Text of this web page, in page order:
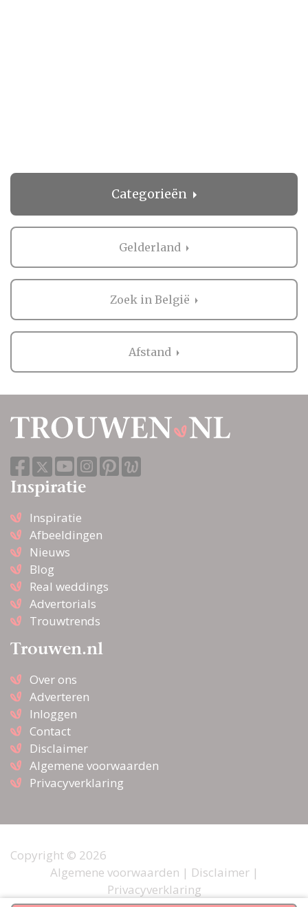
Categorieën
Gelderland
Zoek in België
Afstand
Inspiratie
Inspiratie
Afbeeldingen
Nieuws
Blog
Real weddings
Advertorials
Trouwtrends
Trouwen.nl
Over ons
Adverteren
Inloggen
Contact
Disclaimer
Algemene voorwaarden
Privacyverklaring
Copyright © 2026
Algemene voorwaarden | Disclaimer|
Privacyverklaring